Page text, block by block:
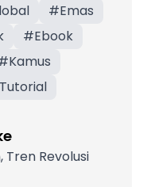
#Emas
#Ebook
Kamus
Tren Revolusi